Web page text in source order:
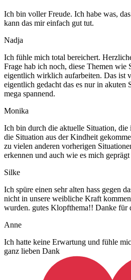
Ich bin voller Freude. Ich habe was,
kann das mir einfach gut tut.
Nadja
Ich fühle mich total bereichert.
Frage hab ich noch, diese Themen wie
eigentlich wirklich aufarbeiten. Das ist
eigentlich gedacht das es nur in akuten
mega spannend.
Monika
Ich bin durch die aktuelle Situation, die
die Situation aus der Kindheit
zu vielen anderen vorherigen
erkennen und auch wie es mich
Silke
Ich spüre einen sehr alten hass gegen
nicht in unsere weibliche Kraft
wurden. gutes Klopfthema!! Danke für
Anne
Ich hatte keine Erwartung und fühle
ganz lieben Dank